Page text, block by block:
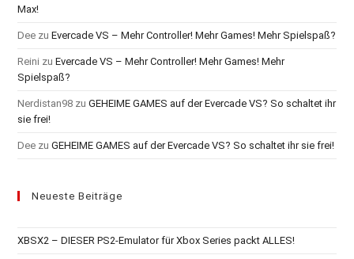
Max!
Dee zuEvercade VS – Mehr Controller! Mehr Games! Mehr Spielspaß?
Reini zuEvercade VS – Mehr Controller! Mehr Games! Mehr
Spielspaß?
Nerdistan98 zuGEHEIME GAMES auf der Evercade VS? So schaltet ihr
sie frei!
Dee zuGEHEIME GAMES auf der Evercade VS? So schaltet ihr sie frei!
Neueste Beiträge
XBSX2 – DIESER PS2-Emulator für Xbox Series packt ALLES!